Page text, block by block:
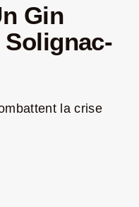
Gin
Solignac-
la crise